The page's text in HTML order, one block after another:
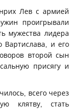
Лев с армией
проигрывали
мужества лидера
Вартислава, и его
второй сын
присягу и
всего через
клятву, стать